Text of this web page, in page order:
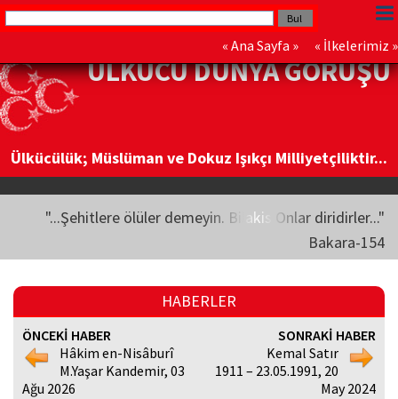
« Ana Sayfa » « İlkelerimiz »
ÜLKÜCÜ DÜNYA GÖRÜŞÜ
Ülkücülük; Müslüman ve Dokuz Işıkçı Milliyetçiliktir...
"...Şehitlere ölüler demeyin. Bilakis Onlar diridirler..."
Bakara-154
HABERLER
ÖNCEKİ HABER
Hâkim en-Nisâburî
M.Yaşar Kandemir, 03
Ağu 2026
SONRAKİ HABER
Kemal Satır
1911 – 23.05.1991, 20
May 2024